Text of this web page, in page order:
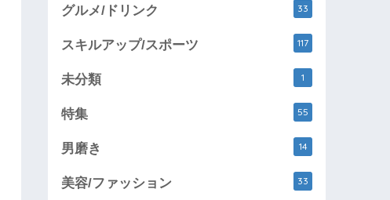
グルメ/ドリンク 33
スキルアップ/スポーツ 117
未分類 1
特集 55
男磨き 14
美容/ファッション 33